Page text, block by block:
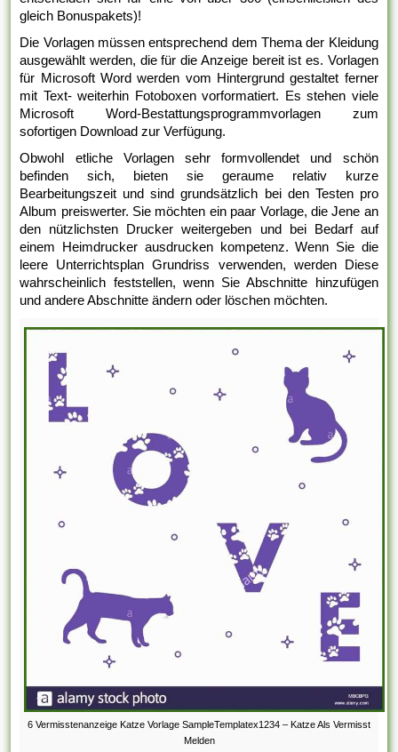
gleich Bonuspakets)!
Die Vorlagen müssen entsprechend dem Thema der Kleidung
ausgewählt werden, die für die Anzeige bereit ist es. Vorlagen
für Microsoft Word werden vom Hintergrund gestaltet ferner
mit Text- weiterhin Fotoboxen vorformatiert. Es stehen viele
Microsoft Word-Bestattungsprogrammvorlagen zum
sofortigen Download zur Verfügung.
Obwohl etliche Vorlagen sehr formvollendet und schön
befinden sich, bieten sie geraume relativ kurze
Bearbeitungszeit und sind grundsätzlich bei den Testen pro
Album preiswerter. Sie möchten ein paar Vorlage, die Jene an
den nützlichsten Drucker weitergeben und bei Bedarf auf
einem Heimdrucker ausdrucken kompetenz. Wenn Sie die
leere Unterrichtsplan Grundriss verwenden, werden Diese
wahrscheinlich feststellen, wenn Sie Abschnitte hinzufügen
und andere Abschnitte ändern oder löschen möchten.
6 Vermisstenanzeige Katze Vorlage SampleTemplatex1234 – Katze Als Vermisst
Melden